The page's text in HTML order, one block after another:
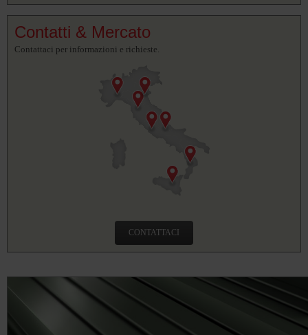
Contatti & Mercato
Contattaci per informazioni e richieste.
CONTATTACI